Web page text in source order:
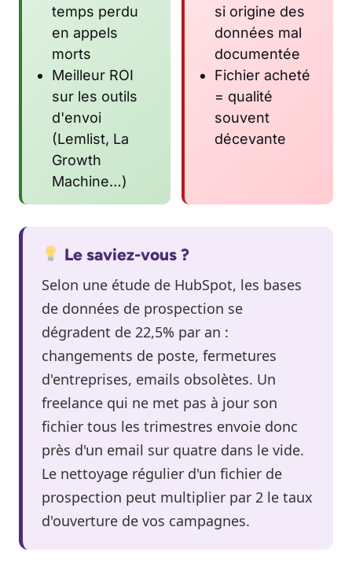
temps perdu
en appels
morts
Meilleur ROI
sur les outils
d'envoi
(Lemlist, La
Growth
Machine…)
si origine des
données mal
documentée
Fichier acheté
= qualité
souvent
décevante
Le saviez-vous ?
Selon une étude de HubSpot, les bases
de données de prospection se
dégradent de 22,5% par an :
changements de poste, fermetures
d'entreprises, emails obsolètes. Un
freelance qui ne met pas à jour son
fichier tous les trimestres envoie donc
près d'un email sur quatre dans le vide.
Le nettoyage régulier d'un fichier de
prospection peut multiplier par 2 le taux
d'ouverture de vos campagnes.